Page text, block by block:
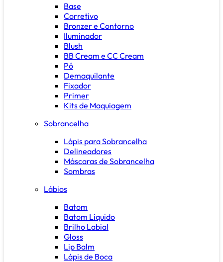
Base
Corretivo
Bronzer e Contorno
Iluminador
Blush
BB Cream e CC Cream
Pó
Demaquilante
Fixador
Primer
Kits de Maquiagem
Sobrancelha
Lápis para Sobrancelha
Delineadores
Máscaras de Sobrancelha
Sombras
Lábios
Batom
Batom Líquido
Brilho Labial
Gloss
Lip Balm
Lápis de Boca